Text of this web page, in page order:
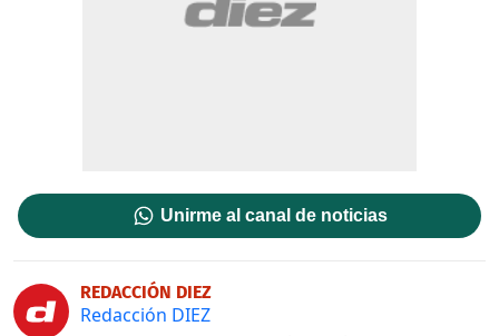
Unirme al canal de noticias
REDACCIÓN DIEZ
Redacción DIEZ